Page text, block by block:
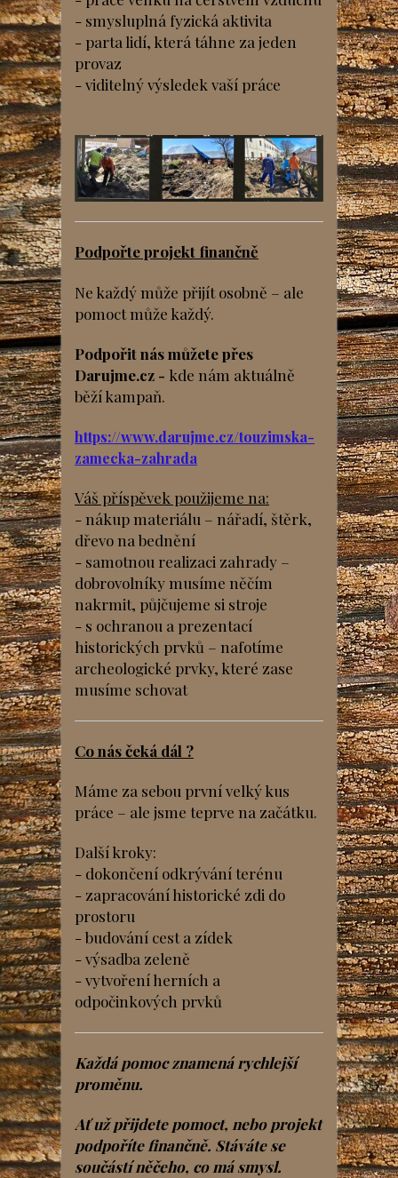
- smysluplná fyzická aktivita
- parta lidí, která táhne za jeden
provaz
- viditelný výsledek vaší práce
Podpořte projekt finančně
Ne každý může přijít osobně – ale
pomoct může každý.
Podpořit nás můžete přes
Darujme.cz - kde nám aktuálně
běží kampaň.
https://www.darujme.cz/touzimska-
zamecka-zahrada
Váš příspěvek použijeme na:
- nákup materiálu – nářadí, štěrk,
dřevo na bednění
- samotnou realizaci zahrady –
dobrovolníky musíme něčím
nakrmit, půjčujeme si stroje
- s ochranou a prezentací
historických prvků – nafotíme
archeologické prvky, které zase
musíme schovat
Co nás čeká dál ?
Máme za sebou první velký kus
práce – ale jsme teprve na začátku.
Další kroky:
- dokončení odkrývání terénu
- zapracování historické zdi do
prostoru
- budování cest a zídek
- výsadba zeleně
- vytvoření herních a
odpočinkových prvků
Každá pomoc znamená rychlejší
proměnu.
Ať už přijdete pomoct, nebo projekt
podpoříte finančně. Stáváte se
součástí něčeho, co má smysl.